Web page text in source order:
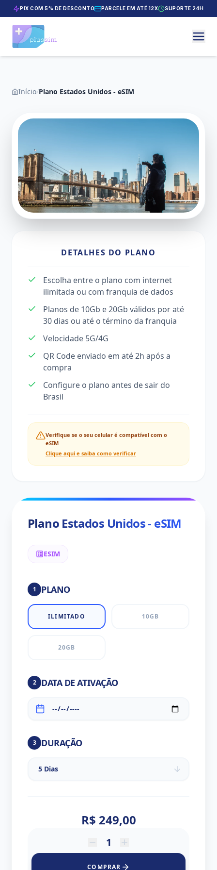
PIX COM 5% DE DESCONTO PARCELE EM ATÉ 12X SUPORTE 24H
Início/Plano Estados Unidos - eSIM
DETALHES DO PLANO
Escolha entre o plano com internet
ilimitada ou com franquia de dados
Planos de 10Gb e 20Gb válidos por até
30 dias ou até o término da franquia
Velocidade 5G/4G
QR Code enviado em até 2h após a
compra
Configure o plano antes de sair do
Brasil
Verifique se o seu celular é compatível com o
eSIM
Clique aqui e saiba como verificar
Plano Estados Unidos - eSIM
ESIM
1 PLANO
ILIMITADO 10GB
20GB
2 DATA DE ATIVAÇÃO
3 DURAÇÃO
R$ 249,00
COMPRAR